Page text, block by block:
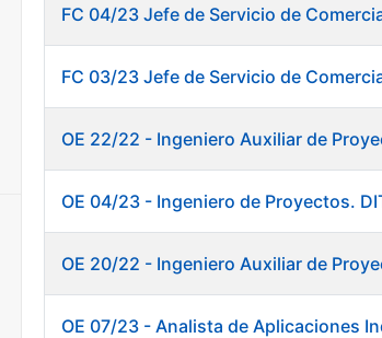
Mostrar/Ocultar
Mostrar/Ocultar
Mostrar/Ocultar
FC 04/23 Jefe de Servicio de
FC 03/23 Jefe de Servicio de
OE 22/22 - Ingeniero Auxiliar de
OE 04/23 - Ingeniero de Proyectos.
OE 20/22 - Ingeniero Auxiliar de
OE 07/23 - Analista de Aplicaciones